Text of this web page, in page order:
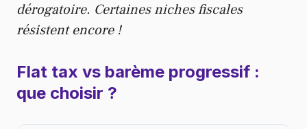
dérogatoire. Certaines niches fiscales
résistent encore !
Flat tax vs barème progressif :
que choisir ?